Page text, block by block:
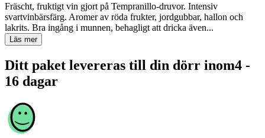
Fräscht, fruktigt vin gjort på Tempranillo-druvor. Intensiv
svartvinbärsfärg. Aromer av röda frukter, jordgubbar, hallon och
lakrits. Bra ingång i munnen, behagligt att dricka även...
Läs mer
Ditt paket levereras till din dörr inom4 -
16 dagar